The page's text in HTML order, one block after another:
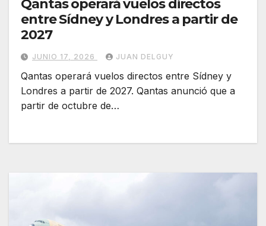
Qantas operará vuelos directos
entre Sídney y Londres a partir de
2027
JUNIO 17, 2026 JUAN DELGUY
Qantas operará vuelos directos entre Sídney y
Londres a partir de 2027. Qantas anunció que a
partir de octubre de…